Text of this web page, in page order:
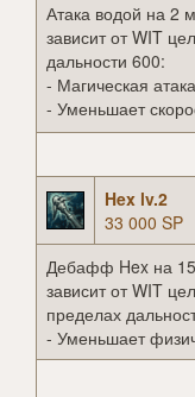
Атака водой на 2
зависит от WIT
дальности 600:
- Магическая
- Уменьшает
Hex lv.2
33 000 SP
Дебафф Hex на
зависит от WIT
пределах
- Уменьшает